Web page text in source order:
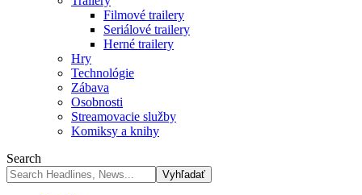
Filmové trailery
Seriálové trailery
Herné trailery
Hry
Technológie
Zábava
Osobnosti
Streamovacie služby
Komiksy a knihy
Search